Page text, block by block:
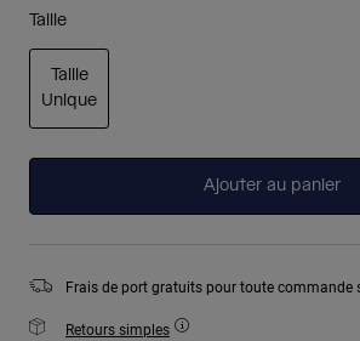
Taille
Taille
Unique
Ajouter au panier
Frais de port gratuits pour toute commande
Retours simples